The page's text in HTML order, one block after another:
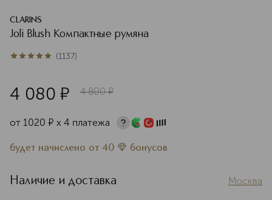
CLARINS
Joli Blush Компактные румяна
5из 51137 (1137)
4 080 ¤ 4 800 ¤
от 1020 ¤ х 4 платежа
будет начислено от 40 бонусов
Наличие и доставка Москва